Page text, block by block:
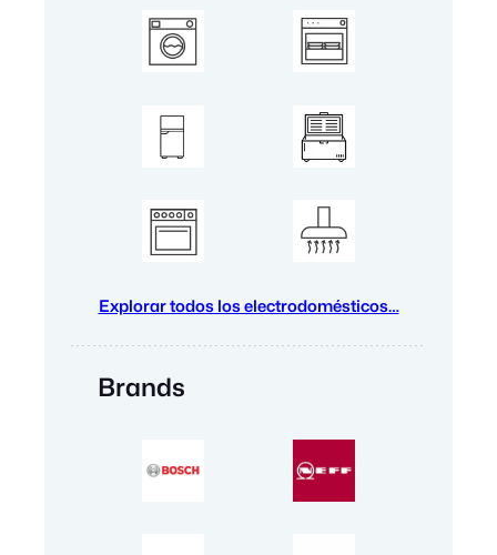
Explorar todos los electrodomésticos…
Brands